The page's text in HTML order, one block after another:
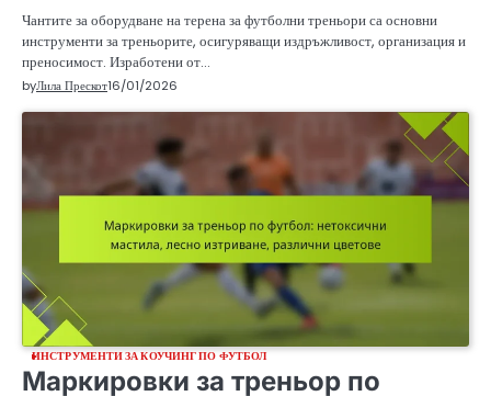
Чантите за оборудване на терена за футболни треньори са основни
инструменти за треньорите, осигуряващи издръжливост, организация и
преносимост. Изработени от…
byЛила Прескот16/01/2026
ИНСТРУМЕНТИ ЗА КОУЧИНГ ПО ФУТБОЛ
Маркировки за треньор по